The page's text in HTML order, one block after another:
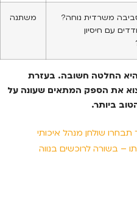
משרדית נוחה?
עם חיסיון
משתנה
היא החלטה חשובה. בעזרת
את הספק המתאים שעונה על
ביותר.
תבחרו שולחן מנהל איכותי
– בשורה לרוכשים בנווה